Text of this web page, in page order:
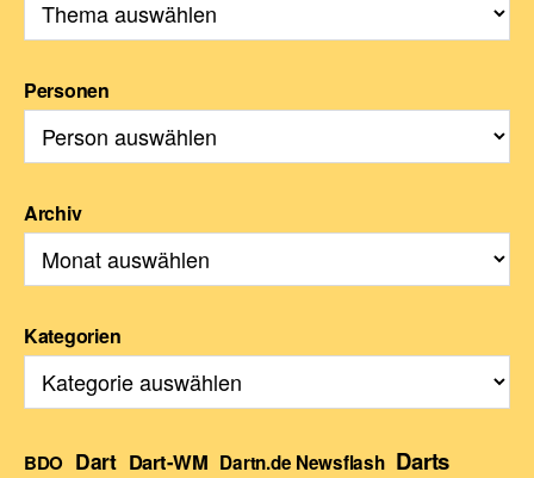
Personen
Archiv
Kategorien
BDO Dart Dart-WM Dartn.de Newsflash Darts